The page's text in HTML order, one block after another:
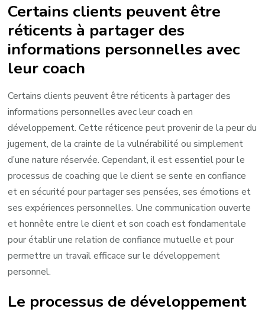
Certains clients peuvent être
réticents à partager des
informations personnelles avec
leur coach
Certains clients peuvent être réticents à partager des
informations personnelles avec leur coach en
développement. Cette réticence peut provenir de la peur du
jugement, de la crainte de la vulnérabilité ou simplement
d’une nature réservée. Cependant, il est essentiel pour le
processus de coaching que le client se sente en confiance
et en sécurité pour partager ses pensées, ses émotions et
ses expériences personnelles. Une communication ouverte
et honnête entre le client et son coach est fondamentale
pour établir une relation de confiance mutuelle et pour
permettre un travail efficace sur le développement
personnel.
Le processus de développement